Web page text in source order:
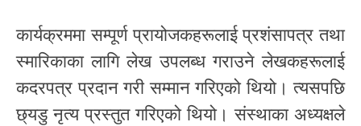
कार्यक्रममा सम्पूर्ण प्रायोजकहरूलाई प्रशंसापत्र तथा
स्मारिकाका लागि लेख उपलब्ध गराउने लेखकहरूलाई
कदरपत्र प्रदान गरी सम्मान गरिएको थियो। त्यसपछि
छ्यडु नृत्य प्रस्तुत गरिएको थियो। संस्थाका अध्यक्षले